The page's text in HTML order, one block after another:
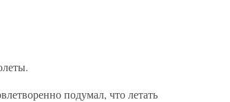
подумал, что летать